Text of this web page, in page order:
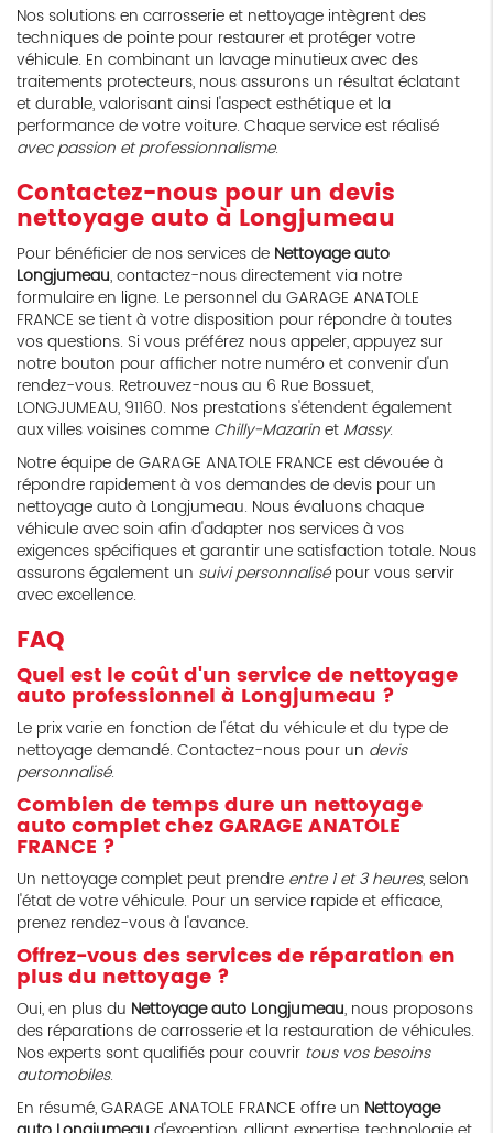
Nos solutions en carrosserie et nettoyage intègrent des
techniques de pointe pour restaurer et protéger votre
véhicule. En combinant un lavage minutieux avec des
traitements protecteurs, nous assurons un résultat éclatant
et durable, valorisant ainsi l'aspect esthétique et la
performance de votre voiture. Chaque service est réalisé
avec passion et professionnalisme.
Contactez-nous pour un devis
nettoyage auto à Longjumeau
Pour bénéficier de nos services de Nettoyage auto
Longjumeau, contactez-nous directement via notre
formulaire en ligne. Le personnel du GARAGE ANATOLE
FRANCE se tient à votre disposition pour répondre à toutes
vos questions. Si vous préférez nous appeler, appuyez sur
notre bouton pour afficher notre numéro et convenir d'un
rendez-vous. Retrouvez-nous au 6 Rue Bossuet,
LONGJUMEAU, 91160. Nos prestations s'étendent également
aux villes voisines comme Chilly-Mazarinet Massy.
Notre équipe de GARAGE ANATOLE FRANCE est dévouée à
répondre rapidement à vos demandes de devis pour un
nettoyage auto à Longjumeau. Nous évaluons chaque
véhicule avec soin afin d'adapter nos services à vos
exigences spécifiques et garantir une satisfaction totale. Nous
assurons également un suivi personnalisépour vous servir
avec excellence.
FAQ
Quel est le coût d'un service de nettoyage
auto professionnel à Longjumeau ?
Le prix varie en fonction de l'état du véhicule et du type de
nettoyage demandé. Contactez-nous pour un devis
personnalisé.
Combien de temps dure un nettoyage
auto complet chez GARAGE ANATOLE
FRANCE ?
Un nettoyage complet peut prendre entre 1 et 3 heures, selon
l'état de votre véhicule. Pour un service rapide et efficace,
prenez rendez-vous à l'avance.
Offrez-vous des services de réparation en
plus du nettoyage ?
Oui, en plus du Nettoyage auto Longjumeau, nous proposons
des réparations de carrosserie et la restauration de véhicules.
Nos experts sont qualifiés pour couvrir tous vos besoins
automobiles.
En résumé, GARAGE ANATOLE FRANCE offre un Nettoyage